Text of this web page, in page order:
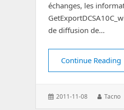
échanges, les
de diffusion de…
Continue Reading
Posted
2011-11-08 Author:
Tacno